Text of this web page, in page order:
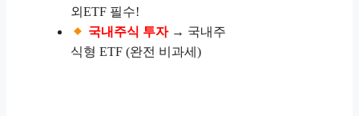
외ETF 필수!
국내주식 투자→ 국내주
식형 ETF (완전 비과세)